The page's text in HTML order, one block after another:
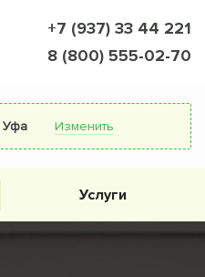
+7 (937) 33 44 221
8 (800) 555-02-70
Уфа Изменить
Услуги